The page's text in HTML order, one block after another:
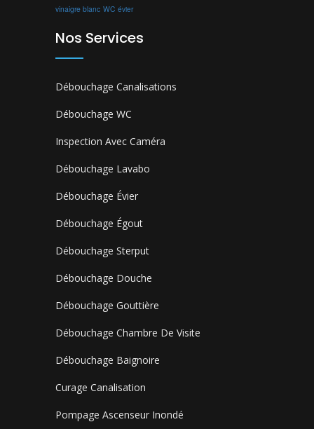
vinaigre blanc WC évier
Nos Services
Débouchage Canalisations
Débouchage WC
Inspection Avec Caméra
Débouchage Lavabo
Débouchage Évier
Débouchage Égout
Débouchage Sterput
Débouchage Douche
Débouchage Gouttière
Débouchage Chambre De Visite
Débouchage Baignoire
Curage Canalisation
Pompage Ascenseur Inondé